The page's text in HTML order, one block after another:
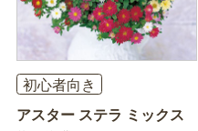
初心者向き
アスター ステラ ミックス